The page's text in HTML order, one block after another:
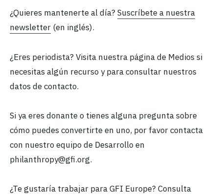
¿Quieres mantenerte al día? Suscríbete a nuestra
newsletter (en inglés).
¿Eres periodista? Visita nuestra página de Medios si
necesitas algún recurso y para consultar nuestros
datos de contacto.
Si ya eres donante o tienes alguna pregunta sobre
cómo puedes convertirte en uno, por favor contacta
con nuestro equipo de Desarrollo en
philanthropy@gfi.org.
¿Te gustaría trabajar para GFI Europe? Consulta